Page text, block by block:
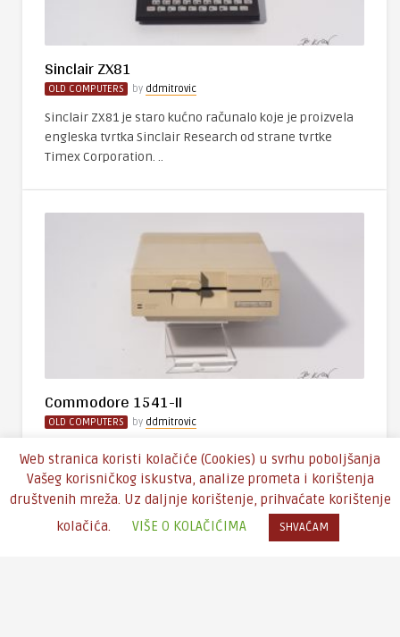
Sinclair ZX81
OLD COMPUTERS by ddmitrovic
Sinclair ZX81 je staro kućno računalo koje je proizvela
engleska tvrtka Sinclair Research od strane tvrtke
Timex Corporation. ..
Commodore 1541-II
OLD COMPUTERS by ddmitrovic
Commodore 1541 (također poznat kao CBM 1541 ili VIC-
1541) je disketni pogon kompanije Commodore
International napravljen ..
Web stranica koristi kolačiće (Cookies) u svrhu poboljšanja
Vašeg korisničkog iskustva, analize prometa i korištenja
društvenih mreža. Uz daljnje korištenje, prihvaćate korištenje
kolačića.
VIŠE O KOLAČIĆIMA SHVAĆAM